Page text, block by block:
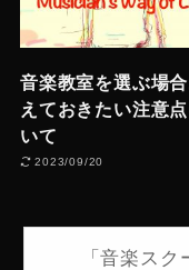
音楽教室を選ぶ場
えておきたい注意
いて
2023/09/20
「音楽ス